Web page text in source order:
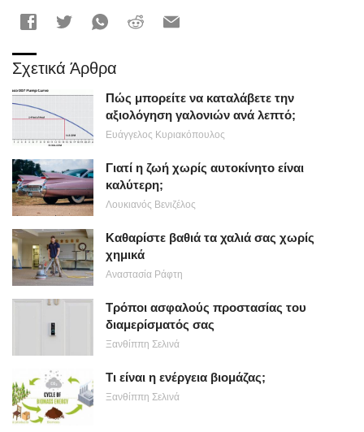
Σχετικά Άρθρα
Πώς μπορείτε να καταλάβετε την
αξιολόγηση γαλονιών ανά λεπτό;
Ευάγγελος Κυριακόπουλος
Γιατί η ζωή χωρίς αυτοκίνητο είναι
καλύτερη;
Λουκιανός Βενιζέλος
Καθαρίστε βαθιά τα χαλιά σας χωρίς
χημικά
Αναστασία Ράφτη
Τρόποι ασφαλούς προστασίας του
διαμερίσματός σας
Ξανθίππη Σελινά
Τι είναι η ενέργεια βιομάζας;
Ξανθίππη Σελινά